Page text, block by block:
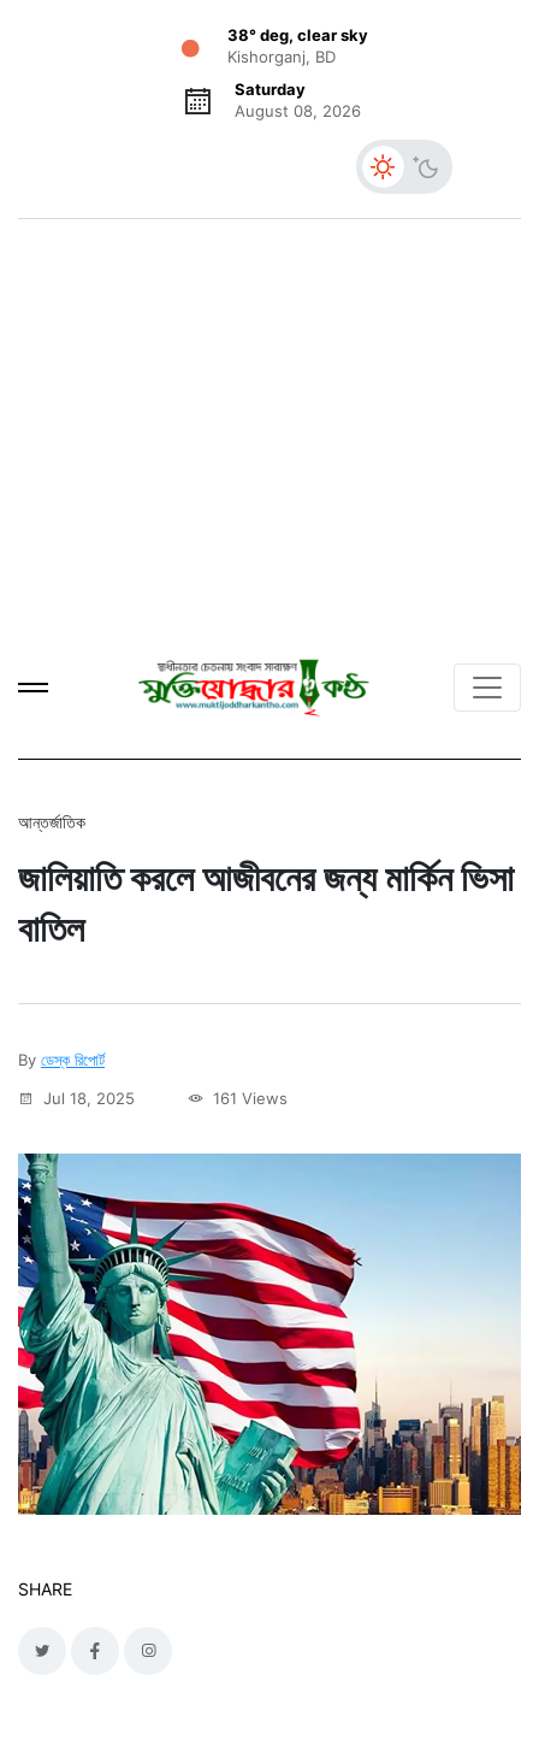
38° deg, clear sky
Kishorganj, BD
Saturday
August 08, 2026
আন্তর্জাতিক
জালিয়াতি করলে আজীবনের জন্য মার্কিন ভিসা
বাতিল
By ডেস্ক রিপোর্ট
Jul 18, 2025
161 Views
SHARE